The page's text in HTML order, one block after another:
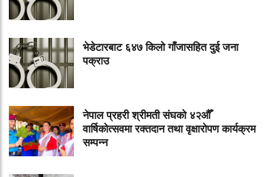
भेडेटारबाट ६४७ किलो गाँजासहित दुई जना
पक्राउ
नेपाल प्रहरी श्रीमती संघको ४२औँ
वार्षिकोत्सवमा रक्तदान तथा वृक्षारोपण कार्यक्रम
सम्पन्न